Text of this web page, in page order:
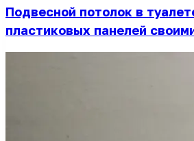
Подвесной потолок в
пластиковых панелей